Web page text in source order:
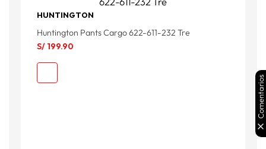
HUNTINGTON
Huntington Pants Cargo 622-611-232 Tre
S/ 199.90
Comentarios